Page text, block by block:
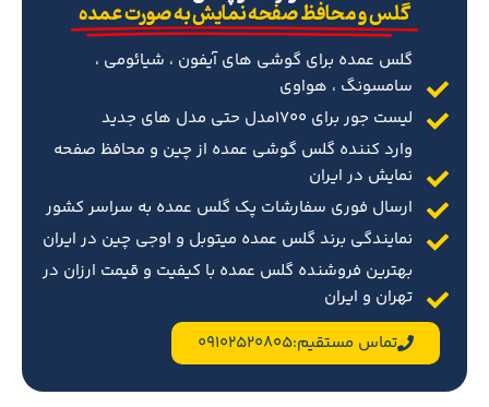
گلس و محافظ صفحه نمایش به صورت عمده
گلس عمده برای گوشی های آیفون ، شیائومی ،
سامسونگ ، هواوی
لیست جور برای 1700مدل حتی مدل های جدید
وارد کننده گلس گوشی عمده از چین و محافظ صفحه
نمایش در ایران
ارسال فوری سفارشات پک گلس عمده به سراسر کشور
نمایندگی برند گلس عمده میتوبل و اوجی چین در ایران
بهترین فروشنده گلس عمده با کیفیت و قیمت ارزان در
تهران و ایران
تماس مستقیم:09102520805